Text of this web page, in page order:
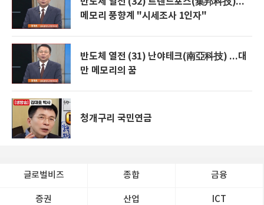
메모리 풍향계 "시세조사 1인자"
반도체 열전 (31) 난야테크(南亞科技) ...대
만 메모리의 꿈
청개구리 국민연금
글로벌비즈 종합 금융
증권 산업 ICT